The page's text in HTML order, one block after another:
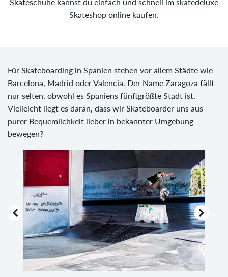
Skateschuhe kannst du einfach und schnell im skatedeluxe
Skateshop online kaufen.
Für Skateboarding in Spanien stehen vor allem Städte wie
Barcelona, Madrid oder Valencia. Der Name Zaragoza fällt
nur selten, obwohl es Spaniens fünftgrößte Stadt ist.
Vielleicht liegt es daran, dass wir Skateboarder uns aus
purer Bequemlichkeit lieber in bekannter Umgebung
bewegen?